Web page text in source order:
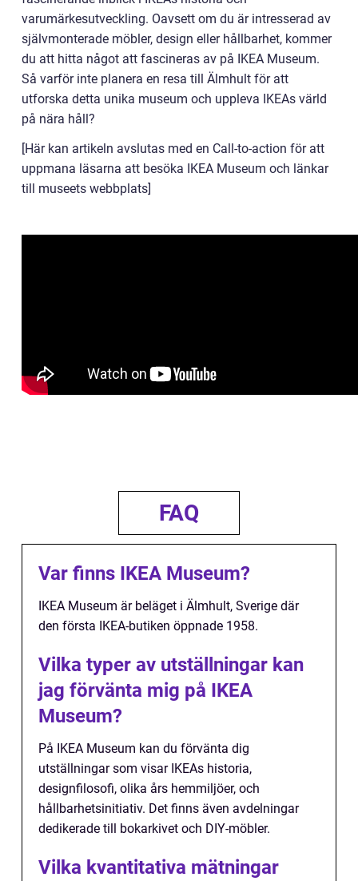
varumärkesutveckling. Oavsett om du är intresserad av
självmonterade möbler, design eller hållbarhet, kommer
du att hitta något att fascineras av på IKEA Museum.
Så varför inte planera en resa till Älmhult för att
utforska detta unika museum och uppleva IKEAs värld
på nära håll?
[Här kan artikeln avslutas med en Call-to-action för att
uppmana läsarna att besöka IKEA Museum och länkar
till museets webbplats]
FAQ
Var finns IKEA Museum?
IKEA Museum är beläget i Älmhult, Sverige där
den första IKEA-butiken öppnade 1958.
Vilka typer av utställningar kan
jag förvänta mig på IKEA
Museum?
På IKEA Museum kan du förvänta dig
utställningar som visar IKEAs historia,
designfilosofi, olika års hemmiljöer, och
hållbarhetsinitiativ. Det finns även avdelningar
dedikerade till bokarkivet och DIY-möbler.
Vilka kvantitativa mätningar